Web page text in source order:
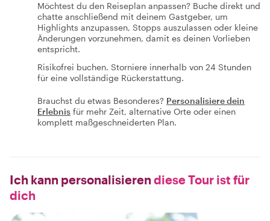
Möchtest du den Reiseplan anpassen? Buche direkt und
chatte anschließend mit deinem Gastgeber, um
Highlights anzupassen, Stopps auszulassen oder kleine
Änderungen vorzunehmen, damit es deinen Vorlieben
entspricht.
Risikofrei buchen. Storniere innerhalb von 24 Stunden
für eine vollständige Rückerstattung.
Brauchst du etwas Besonderes? Personalisiere dein
Erlebnis für mehr Zeit, alternative Orte oder einen
komplett maßgeschneiderten Plan.
Ich kann personalisieren diese Tour ist für
dich